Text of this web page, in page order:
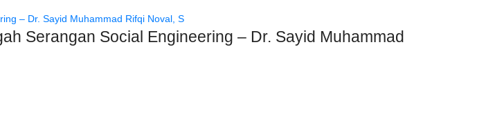
Serangan Social Engineering – Dr. Sayid Muhammad